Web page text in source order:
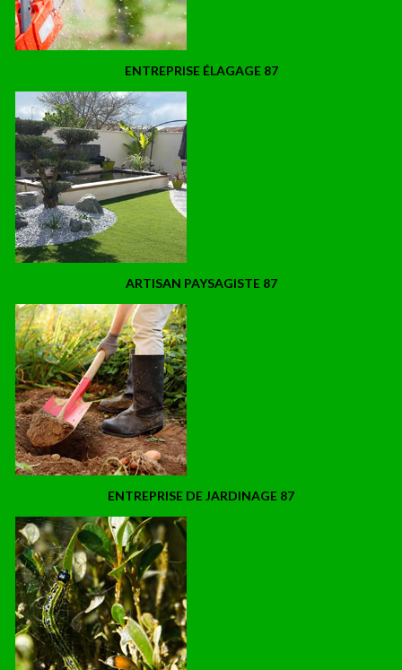
ENTREPRISE ÉLAGAGE 87
ARTISAN PAYSAGISTE 87
ENTREPRISE DE JARDINAGE 87